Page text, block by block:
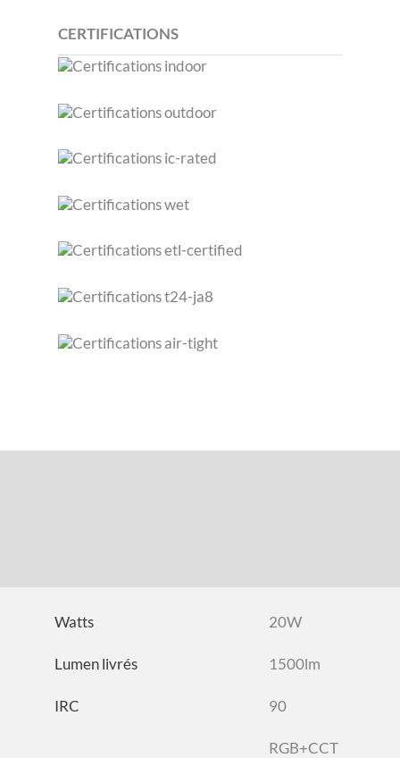
CERTIFICATIONS
Watts 20W
Lumen livrés 1500lm
IRC 90
RGB+CCT